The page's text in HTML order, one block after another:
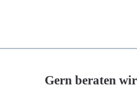
Gern beraten